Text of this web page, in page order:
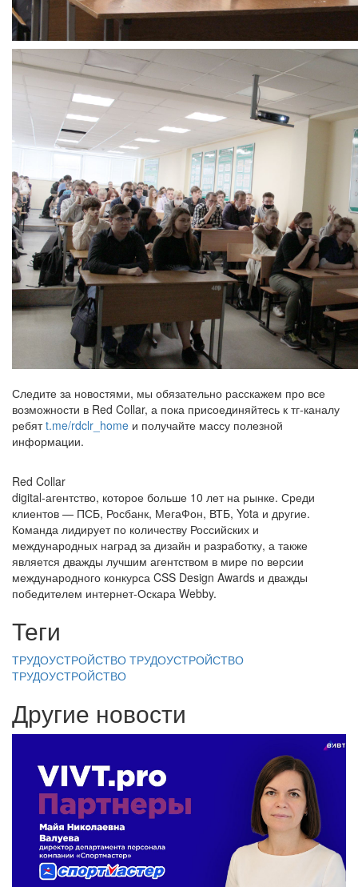
Следите за новостями, мы обязательно расскажем про все
возможности в Red Collar, а пока присоединяйтесь к тг-каналу
ребятt.me/rdclr_home и получайте массу полезной
информации.
Red Collar
digital-агентство, которое больше 10 лет на рынке. Среди
клиентов — ПСБ, Росбанк, МегаФон, ВТБ, Yota и другие.
Команда лидирует по количеству Российских и
международных наград за дизайн и разработку, а также
является дважды лучшим агентством в мире по версии
международного конкурса CSS Design Awards и дважды
победителем интернет-Оскара Webby.
Теги
ТРУДОУСТРОЙСТВО ТРУДОУСТРОЙСТВО
ТРУДОУСТРОЙСТВО
Другие новости